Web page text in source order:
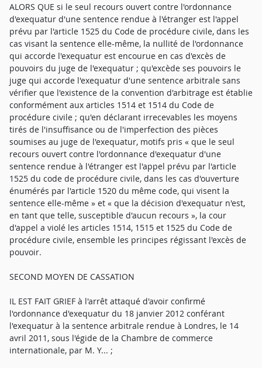
ALORS QUE si le seul recours ouvert contre l'ordonnance
d'exequatur d'une sentence rendue à l'étranger est l'appel
prévu par l'article 1525 du Code de procédure civile, dans les
cas visant la sentence elle-même, la nullité de l'ordonnance
qui accorde l'exequatur est encourue en cas d'excès de
pouvoirs du juge de l'exequatur ; qu'excède ses pouvoirs le
juge qui accorde l'exequatur d'une sentence arbitrale sans
vérifier que l'existence de la convention d'arbitrage est établie
conformément aux articles 1514 et 1514 du Code de
procédure civile ; qu'en déclarant irrecevables les moyens
tirés de l'insuffisance ou de l'imperfection des pièces
soumises au juge de l'exequatur, motifs pris « que le seul
recours ouvert contre l'ordonnance d'exequatur d'une
sentence rendue à l'étranger est l'appel prévu par l'article
1525 du code de procédure civile, dans les cas d'ouverture
énumérés par l'article 1520 du même code, qui visent la
sentence elle-même » et « que la décision d'exequatur n'est,
en tant que telle, susceptible d'aucun recours », la cour
d'appel a violé les articles 1514, 1515 et 1525 du Code de
procédure civile, ensemble les principes régissant l'excès de
pouvoir.
SECOND MOYEN DE CASSATION
IL EST FAIT GRIEF à l'arrêt attaqué d'avoir confirmé
l'ordonnance d'exequatur du 18 janvier 2012 conférant
l'exequatur à la sentence arbitrale rendue à Londres, le 14
avril 2011, sous l'égide de la Chambre de commerce
internationale, par M. Y... ;